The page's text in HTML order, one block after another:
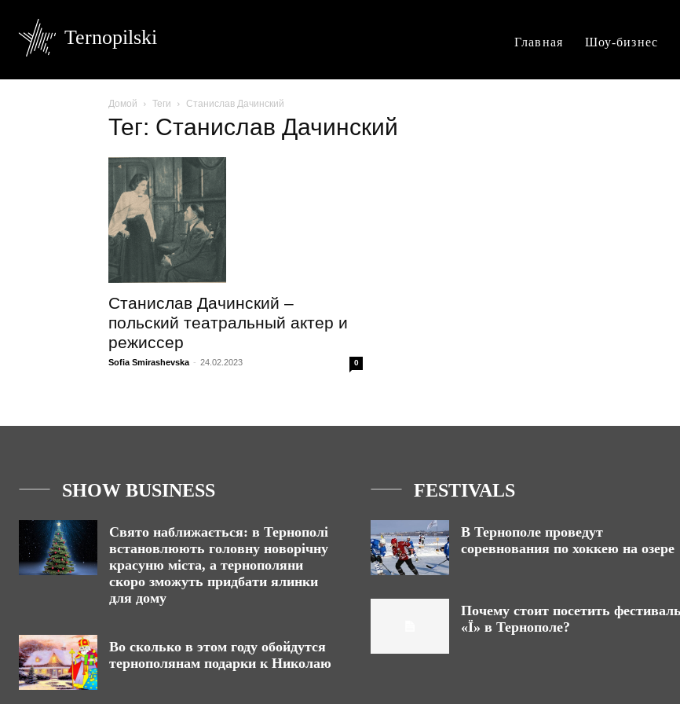
Ternopilski Главная Шоу-бизнес
Домой Теги Станислав Дачинский
Тег: Станислав Дачинский
Станислав Дачинский –
польский театральный актер и
режиссер
Sofia Smirashevska - 24.02.2023 0
SHOW BUSINESS
Свято наближається: в Тернополі
встановлюють головну новорічну
красуню міста, а тернополяни
скоро зможуть придбати ялинки
для дому
Во сколько в этом году обойдутся
тернополянам подарки к Николаю
FESTIVALS
В Тернополе проведут
соревнования по хоккею на озере
Почему стоит посетить фестиваль
«Ї» в Тернополе?